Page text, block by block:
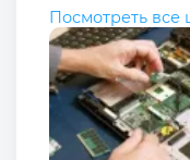
Посмотреть все